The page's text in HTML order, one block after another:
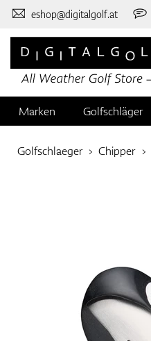
eshop@digitalgolf.at
Marken Golfschläger
Golfschlaeger Chipper